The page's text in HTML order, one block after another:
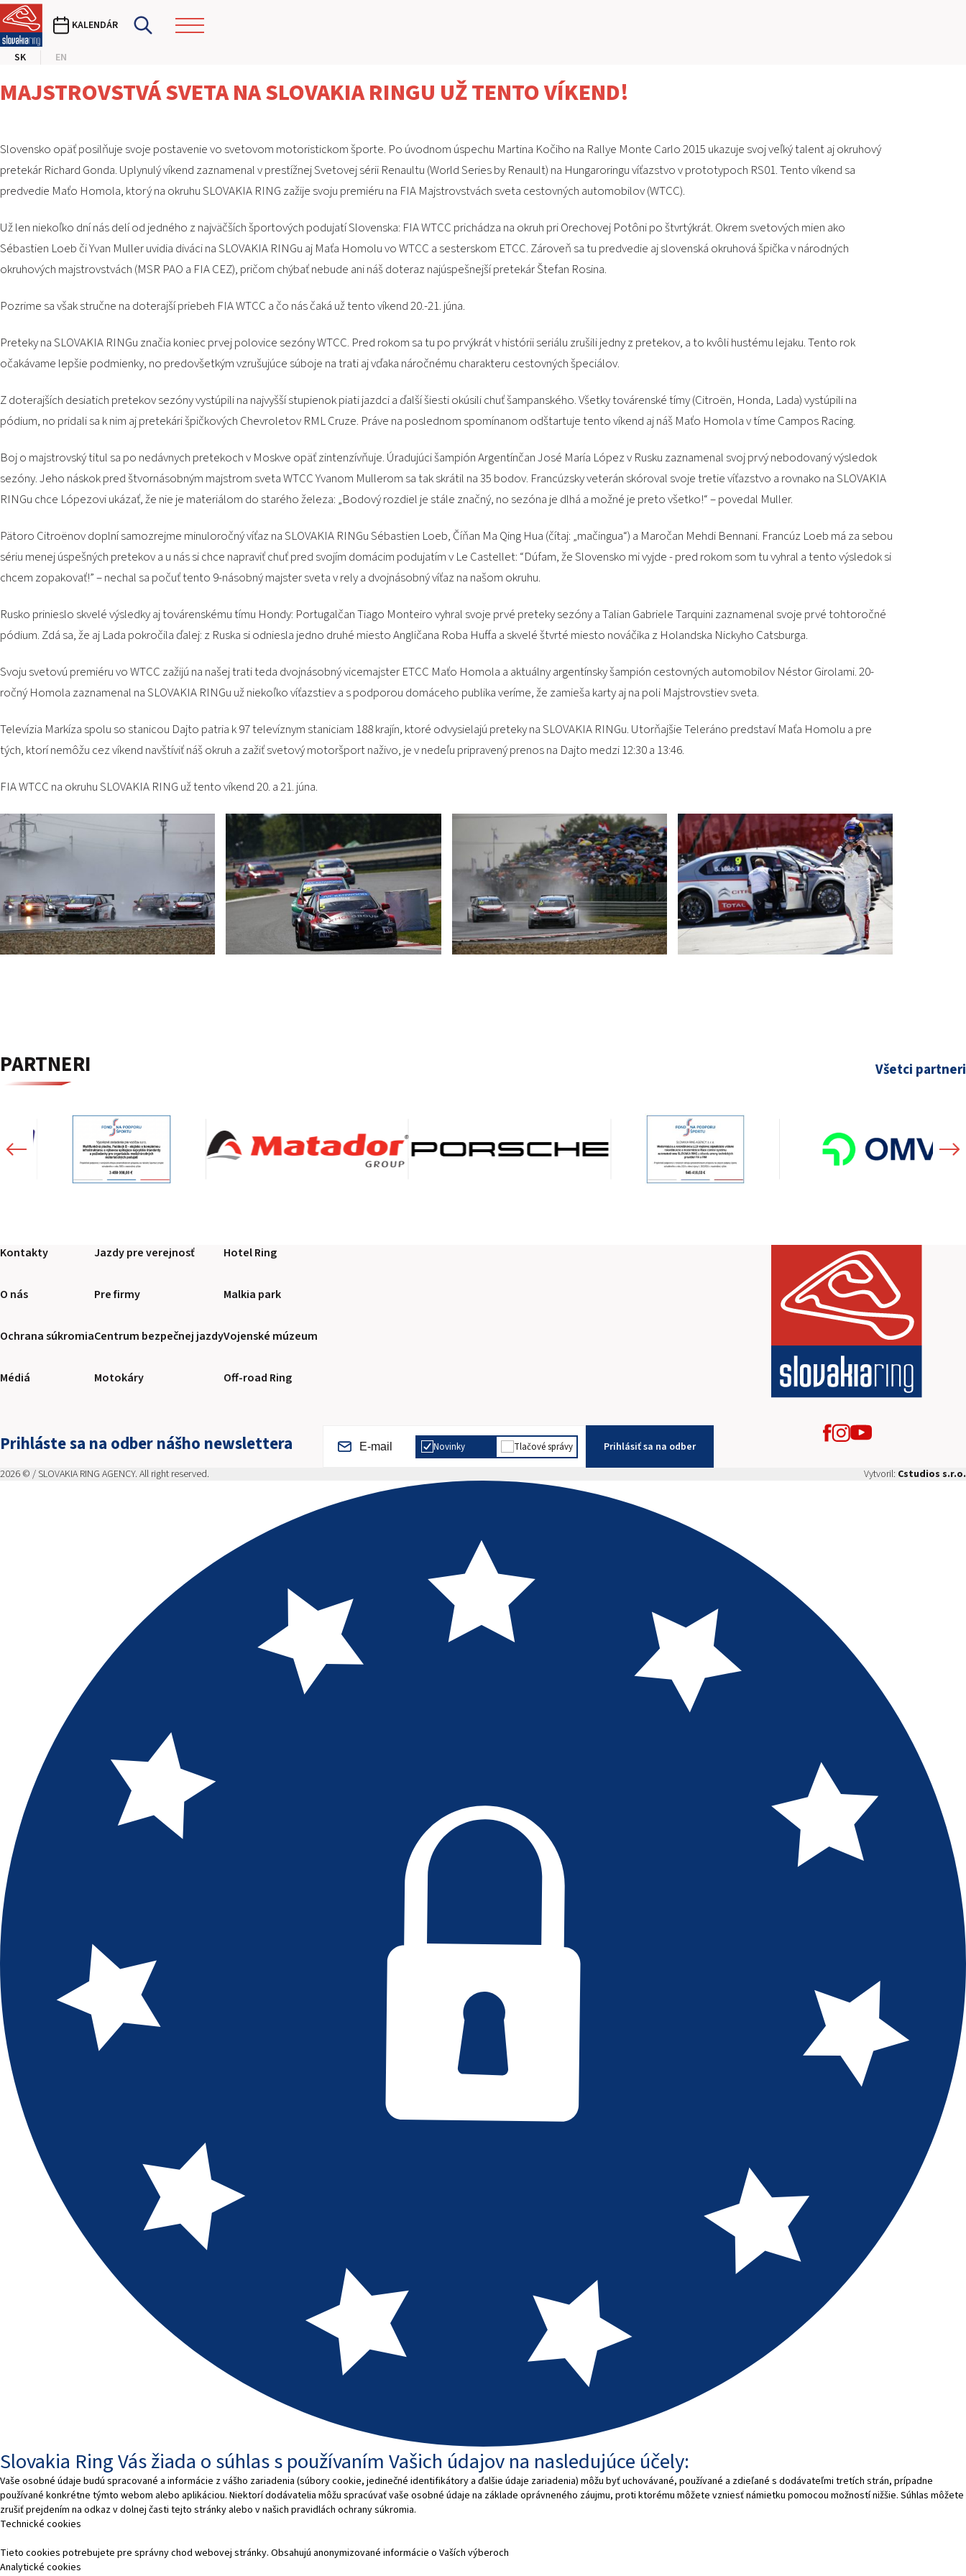
KALENDÁR
SK EN
KALENDÁR
SK
EN
KONTAKTY
MAJSTROVSTVÁ SVETA NA SLOVAKIA RINGU UŽ TENTO VÍKEND!
Slovensko opäť posilňuje svoje postavenie vo svetovom motoristickom športe. Po úvodnom úspechu Martina Kočiho na Rallye Monte Carlo 2015 ukazuje svoj veľký talent aj okruhový
pretekár Richard Gonda. Uplynulý víkend zaznamenal v prestížnej Svetovej sérii Renaultu (World Series by Renault) na Hungaroringu víťazstvo v prototypoch RS01. Tento víkend sa
predvedie Maťo Homola, ktorý na okruhu SLOVAKIA RING zažije svoju premiéru na FIA Majstrovstvách sveta cestovných automobilov (WTCC).
Už len niekoľko dní nás delí od jedného z najväčších športových podujatí Slovenska: FIA WTCC prichádza na okruh pri Orechovej Potôni po štvrtýkrát. Okrem svetových mien ako
Sébastien Loeb či Yvan Muller uvidia diváci na SLOVAKIA RINGu aj Maťa Homolu vo WTCC a sesterskom ETCC. Zároveň sa tu predvedie aj slovenská okruhová špička v národných
okruhových majstrovstvách (MSR PAO a FIA CEZ), pričom chýbať nebude ani náš doteraz najúspešnejší pretekár Štefan Rosina.
Pozrime sa však stručne na doterajší priebeh FIA WTCC a čo nás čaká už tento víkend 20.-21. júna.
Preteky na SLOVAKIA RINGu značia koniec prvej polovice sezóny WTCC. Pred rokom sa tu po prvýkrát v histórii seriálu zrušili jedny z pretekov, a to kvôli hustému lejaku. Tento rok
očakávame lepšie podmienky, no predovšetkým vzrušujúce súboje na trati aj vďaka náročnému charakteru cestovných špeciálov.
Z doterajších desiatich pretekov sezóny vystúpili na najvyšší stupienok piati jazdci a ďalší šiesti okúsili chuť šampanského. Všetky továrenské tímy (Citroën, Honda, Lada) vystúpili na
pódium, no pridali sa k nim aj pretekári špičkových Chevroletov RML Cruze. Práve na poslednom spomínanom odštartuje tento víkend aj náš Maťo Homola v tíme Campos Racing.
Boj o majstrovský titul sa po nedávnych pretekoch v Moskve opäť zintenzívňuje. Úradujúci šampión Argentínčan José María López v Rusku zaznamenal svoj prvý nebodovaný výsledok
sezóny. Jeho náskok pred štvornásobným majstrom sveta WTCC Yvanom Mullerom sa tak skrátil na 35 bodov. Francúzsky veterán skóroval svoje tretie víťazstvo a rovnako na SLOVAKIA
RINGu chce Lópezovi ukázať, že nie je materiálom do starého železa: „Bodový rozdiel je stále značný, no sezóna je dlhá a možné je preto všetko!“ – povedal Muller.
Pätoro Citroënov doplní samozrejme minuloročný víťaz na SLOVAKIA RINGu Sébastien Loeb, Číňan Ma Qing Hua (čítaj: „mačingua“) a Maročan Mehdi Bennani. Francúz Loeb má za sebou
sériu menej úspešných pretekov a u nás si chce napraviť chuť pred svojím domácim podujatím v Le Castellet: “Dúfam, že Slovensko mi vyjde - pred rokom som tu vyhral a tento výsledok si
chcem zopakovať!” – nechal sa počuť tento 9-násobný majster sveta v rely a dvojnásobný víťaz na našom okruhu.
Rusko prinieslo skvelé výsledky aj továrenskému tímu Hondy: Portugalčan Tiago Monteiro vyhral svoje prvé preteky sezóny a Talian Gabriele Tarquini zaznamenal svoje prvé tohtoročné
pódium. Zdá sa, že aj Lada pokročila ďalej: z Ruska si odniesla jedno druhé miesto Angličana Roba Huffa a skvelé štvrté miesto nováčika z Holandska Nickyho Catsburga.
Svoju svetovú premiéru vo WTCC zažijú na našej trati teda dvojnásobný vicemajster ETCC Maťo Homola a aktuálny argentínsky šampión cestovných automobilov Néstor Girolami. 20-
ročný Homola zaznamenal na SLOVAKIA RINGu už niekoľko víťazstiev a s podporou domáceho publika veríme, že zamieša karty aj na poli Majstrovstiev sveta.
Televízia Markíza spolu so stanicou Dajto patria k 97 televíznym staniciam 188 krajín, ktoré odvysielajú preteky na SLOVAKIA RINGu. Utorňajšie Teleráno predstaví Maťa Homolu a pre
tých, ktorí nemôžu cez víkend navštíviť náš okruh a zažiť svetový motoršport naživo, je v nedeľu pripravený prenos na Dajto medzi 12:30 a 13:46.
FIA WTCC na okruhu SLOVAKIA RING už tento víkend 20. a 21. júna.
PARTNERI Všetci partneri
Kontakty
O nás
Ochrana súkromia
Médiá
Jazdy pre verejnosť
Pre firmy
Centrum bezpečnej jazdy
Motokáry
Hotel Ring
Malkia park
Vojenské múzeum
Off-road Ring
Prihláste sa na odber nášho newslettera Novinky Tlačové správy
Prihlásiť sa na odber
2026 © / SLOVAKIA RING AGENCY. All right reserved.
Vytvoril: Cstudios s.r.o.
Slovakia Ring Vás žiada o súhlas s používaním Vašich údajov na nasledujúce účely:
Vaše osobné údaje budú spracované a informácie z vášho zariadenia (súbory cookie, jedinečné identifikátory a ďalšie údaje zariadenia) môžu byť uchovávané, používané a zdieľané s dodávateľmi tretích strán, prípadne
používané konkrétne týmto webom alebo aplikáciou. Niektorí dodávatelia môžu spracúvať vaše osobné údaje na základe oprávneného záujmu, proti ktorému môžete vzniesť námietku pomocou možností nižšie. Súhlas môžete
zrušiť prejdením na odkaz v dolnej časti tejto stránky alebo v našich pravidlách ochrany súkromia.
Technické cookies
Tieto cookies potrebujete pre správny chod webovej stránky. Obsahujú anonymizované informácie o Vaších výberoch
Analytické cookies